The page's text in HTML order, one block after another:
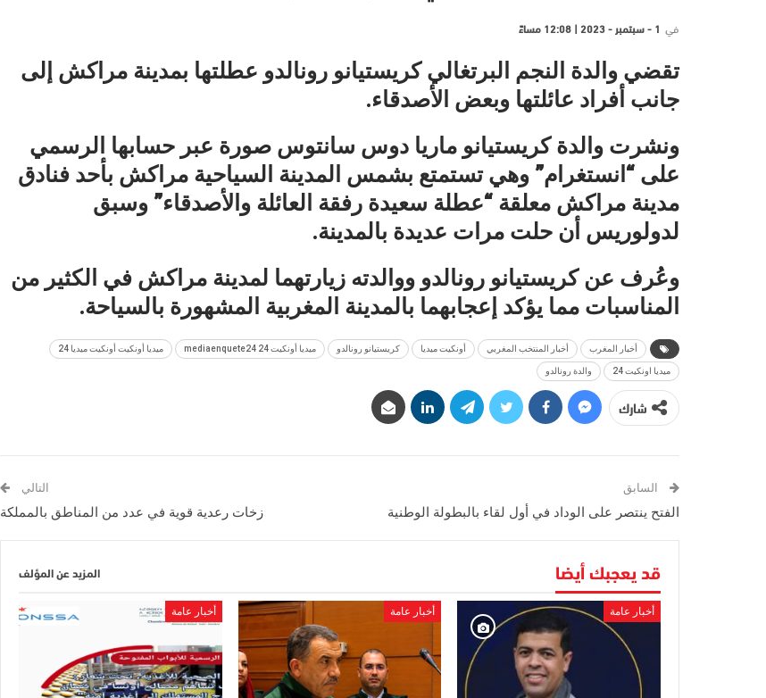
في 1 - سبتمبر - 2023 | 12:08 مساءً
تقضي والدة النجم البرتغالي كريستيانو رونالدو عطلتها بمدينة مراكش إلى
جانب أفراد عائلتها وبعض الأصدقاء.
ونشرت والدة كريستيانو ماريا دوس سانتوس صورة عبر حسابها الرسمي
على “انستغرام” وهي تستمتع بشمس المدينة السياحية مراكش بأحد فنادق
مدينة مراكش معلقة “عطلة سعيدة رفقة العائلة والأصدقاء” وسبق
لدولوريس أن حلت مرات عديدة بالمدينة.
وعُرف عن كريستيانو رونالدو ووالدته زيارتهما لمدينة مراكش في الكثير من
المناسبات مما يؤكد إعجابهما بالمدينة المغربية المشهورة بالسياحة.
أخبار المغرب أخبار المنتخب المغربي أونكيت ميديا كريستيانو رونالدو ميديا أونكيت 24 mediaenquete24 ميديا أونكيت أونكيت ميديا 24
ميديا اونكيت 24 والدة رونالدو
شارك
السابق
الفتح ينتصر على الوداد في أول لقاء بالبطولة الوطنية
التالي
زخات رعدية قوية في عدد من المناطق بالمملكة
قد يعجبك أيضا المزيد عن المؤلف
أخبار عامة أخبار عامة أخبار عامة